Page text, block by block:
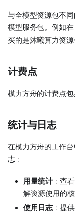
与全模型资源包不
模型服务包。例如在
买的是沐曦算力资源
计费点
模力方舟的计费点
统计与日志
在模力方舟的工作
志：
用量统计：查
解资源使用的
使用日志：提